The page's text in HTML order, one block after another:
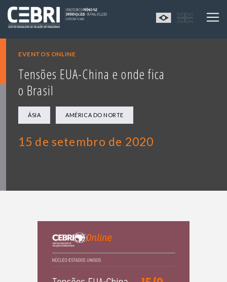
EVENTOS ONLINE
Tensões EUA-China e onde fica
o Brasil
ÁSIA AMÉRICA DO NORTE
15 de setembro de 2020